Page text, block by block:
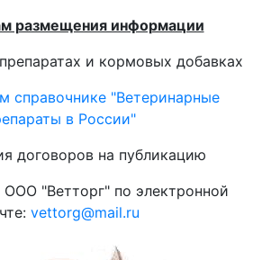
размещения информации
и кормовых добавках
справочнике "Ветеринарные
в России"
договоров на публикацию
"Ветторг" по электронной
vettorg@mail.ru